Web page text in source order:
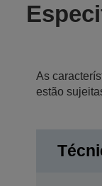
As
estão